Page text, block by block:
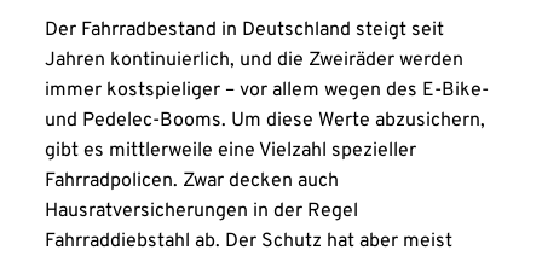
Der Fahrradbestand in Deutschland steigt seit
Jahren kontinuierlich, und die Zweiräder werden
immer kostspieliger – vor allem wegen des E-Bike-
und Pedelec-Booms. Um diese Werte abzusichern,
gibt es mittlerweile eine Vielzahl spezieller
Fahrradpolicen. Zwar decken auch
Hausratversicherungen in der Regel
Fahrraddiebstahl ab. Der Schutz hat aber meist